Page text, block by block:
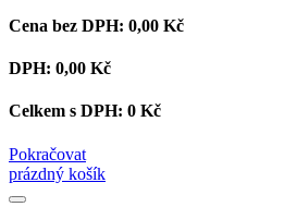
Cena bez DPH: 0,00 Kč
DPH: 0,00 Kč
Celkem s DPH: 0 Kč
Pokračovat
prázdný košík